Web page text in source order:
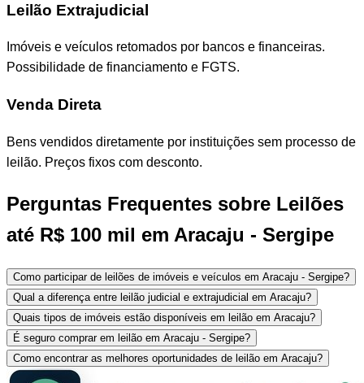
Leilão Extrajudicial
Imóveis e veículos retomados por bancos e financeiras.
Possibilidade de financiamento e FGTS.
Venda Direta
Bens vendidos diretamente por instituições sem processo de
leilão. Preços fixos com desconto.
Perguntas Frequentes sobre Leilões
até R$ 100 mil em Aracaju - Sergipe
Como participar de leilões de imóveis e veículos em Aracaju - Sergipe?
Qual a diferença entre leilão judicial e extrajudicial em Aracaju?
Quais tipos de imóveis estão disponíveis em leilão em Aracaju?
É seguro comprar em leilão em Aracaju - Sergipe?
Como encontrar as melhores oportunidades de leilão em Aracaju?